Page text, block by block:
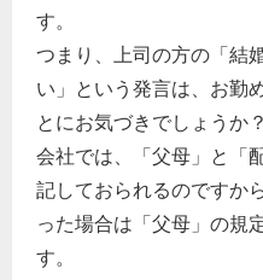
す。
つまり、上司の方の「結
い」という発言は、お勤
とにお気づきでしょうか？
会社では、「父母」と「
記しておられるのですか
った場合は「父母」の規
す。